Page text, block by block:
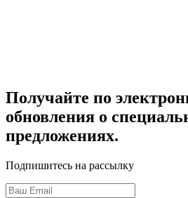
Получайте по
обновления о
предложениях.
Подпишитесь на рассылку